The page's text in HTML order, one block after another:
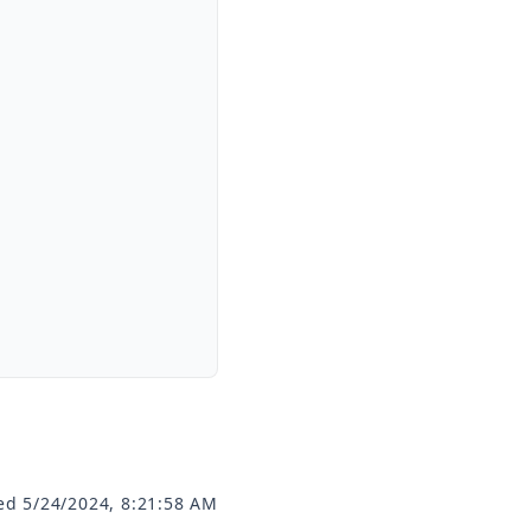
5/24/2024, 8:21:58 AM